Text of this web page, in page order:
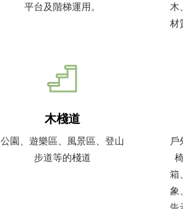
平台及階梯運用。
木
材
木棧道
公園、遊樂區、風景區、登山
步道等的棧道
戶
箱
象